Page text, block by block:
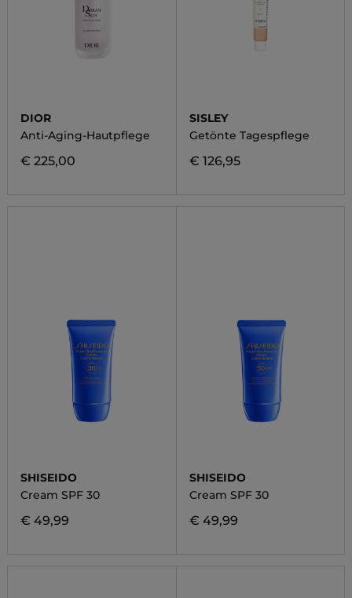
DIOR
Anti-Aging-Hautpflege
€ 225,00
SISLEY
Getönte Tagespflege
€ 126,95
SHISEIDO
Cream SPF 30
€ 49,99
SHISEIDO
Cream SPF 30
€ 49,99